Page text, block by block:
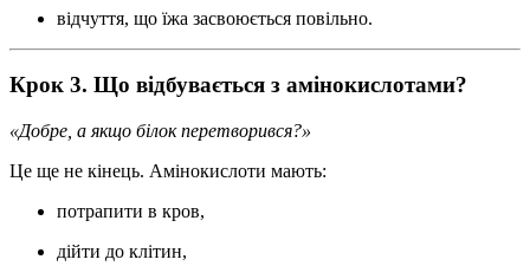
відчуття, що їжа засвоюється повільно.
Крок 3. Що відбувається з амінокислотами?
«Добре, а якщо білок перетворився?»
Це ще не кінець. Амінокислоти мають:
потрапити в кров,
дійти до клітин,